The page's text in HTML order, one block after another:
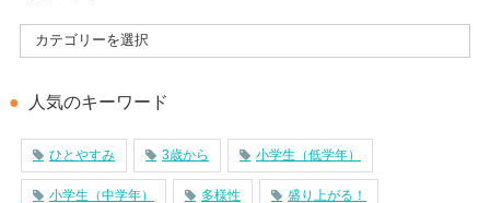
人気のキーワード
ひとやすみ 3歳から 小学生（低学年）
小学生（中学年） 多様性 盛り上がる！